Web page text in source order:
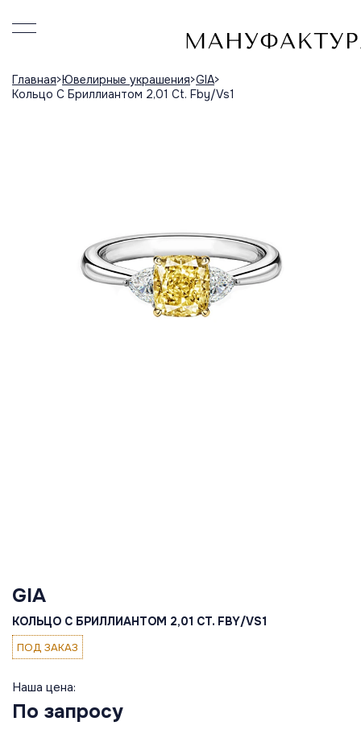
Главная Ювелирные украшения GIA
Кольцо С Бриллиантом 2,01 Ct. Fby/Vs1
GIA
КОЛЬЦО С БРИЛЛИАНТОМ 2,01 CT. FBY/VS1
ПОД ЗАКАЗ
Наша цена:
По запросу